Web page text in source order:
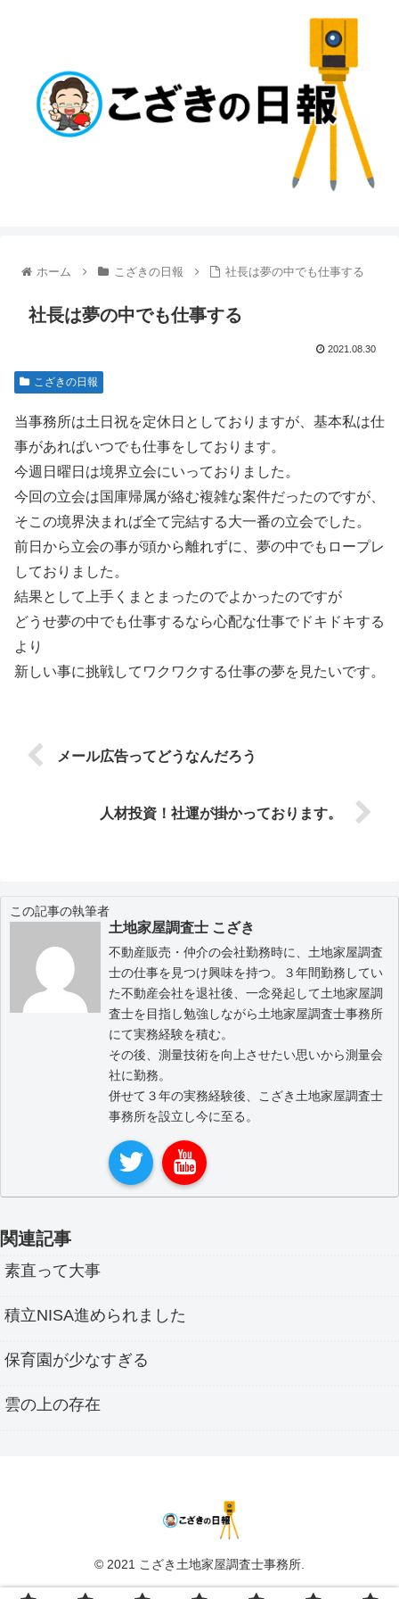
ホーム こざきの日報 社長は夢の中でも仕事する
社長は夢の中でも仕事する
2021.08.30
こざきの日報
当事務所は土日祝を定休日としておりますが、基本私は仕
事があればいつでも仕事をしております。
今週日曜日は境界立会にいっておりました。
今回の立会は国庫帰属が絡む複雑な案件だったのですが、
そこの境界決まれば全て完結する大一番の立会でした。
前日から立会の事が頭から離れずに、夢の中でもロープレ
しておりました。
結果として上手くまとまったのでよかったのですが
どうせ夢の中でも仕事するなら心配な仕事でドキドキする
より
新しい事に挑戦してワクワクする仕事の夢を見たいです。
メール広告ってどうなんだろう
人材投資！社運が掛かっております。
この記事の執筆者
土地家屋調査士 こざき
不動産販売・仲介の会社勤務時に、土地家屋調査
士の仕事を見つけ興味を持つ。３年間勤務してい
た不動産会社を退社後、一念発起して土地家屋調
査士を目指し勉強しながら土地家屋調査士事務所
にて実務経験を積む。
その後、測量技術を向上させたい思いから測量会
社に勤務。
併せて３年の実務経験後、こざき土地家屋調査士
事務所を設立し今に至る。
関連記事
素直って大事
積立NISA進められました
保育園が少なすぎる
雲の上の存在
© 2021 こざき土地家屋調査士事務所.